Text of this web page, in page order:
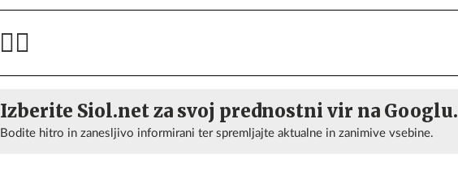
Izberite Siol.net za svoj prednostni vir na Googlu.
Bodite hitro in zanesljivo informirani ter spremljajte aktualne in zanimive vsebine.